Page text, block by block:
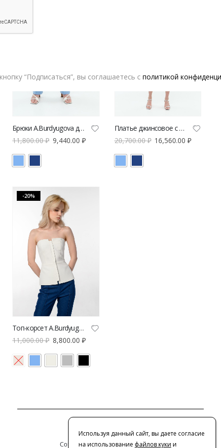
Брюки A.Burdyugova джинсовые
11,800.00₽ 9,440.00 ₽
Платье джинсовое с брошью A.Burdyugova
20,700.00₽ 16,560.00₽
-20%
Топ-корсет A.Burdyugova с молнией
11,000.00₽ 8,800.00 ₽
Сотрудничество с дизайнерами
Используя данный сайт, вы даете согласие
на использование файлов куки и
“Подписаться”, вы соглашаетесь с политикой